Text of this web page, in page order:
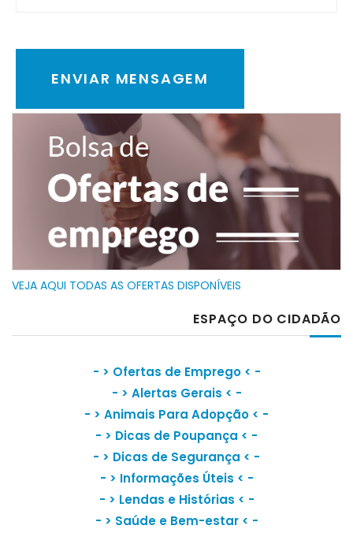
VEJA AQUI TODAS AS OFERTAS DISPONÍVEIS
ESPAÇO DO CIDADÃO
- > Ofertas de Emprego< -
- > Alertas Gerais < -
- > Animais Para Adopção < -
- > Dicas de Poupança < -
- > Dicas de Segurança < -
- > Informações Úteis < -
- > Lendas e Histórias < -
- > Saúde e Bem-estar< -